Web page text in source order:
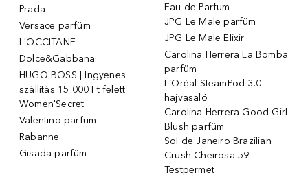
Prada
Versace parfüm
L'OCCITANE
Dolce&Gabbana
HUGO BOSS | Ingyenes
szállítás 15 000 Ft felett
Women'Secret
Valentino parfüm
Rabanne
Gisada parfüm
Eau de Parfum
JPG Le Male parfüm
JPG Le Male Elixir
Carolina Herrera La Bomba
parfüm
L´Oréal SteamPod 3.0
hajvasaló
Carolina Herrera Good Girl
Blush parfüm
Sol de Janeiro Brazilian
Crush Cheirosa 59
Testpermet